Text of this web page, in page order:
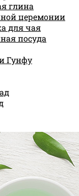
глина
церемонии
для чая
посуда
Гунфу